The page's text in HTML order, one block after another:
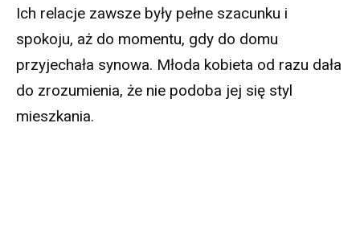
Ich relacje zawsze były pełne szacunku i
spokoju, aż do momentu, gdy do domu
przyjechała synowa. Młoda kobieta od razu dała
do zrozumienia, że nie podoba jej się styl
mieszkania.